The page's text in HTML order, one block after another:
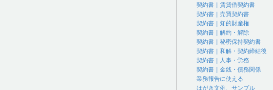
契約書｜賃貸借契約書
契約書｜売買契約書
契約書｜知的財産権
契約書｜解約・解除
契約書｜秘密保持契約書
契約書｜和解・契約締結後
契約書｜人事・労務
契約書｜金銭・債務関係
業務報告に使える
はがき文例、サンプル